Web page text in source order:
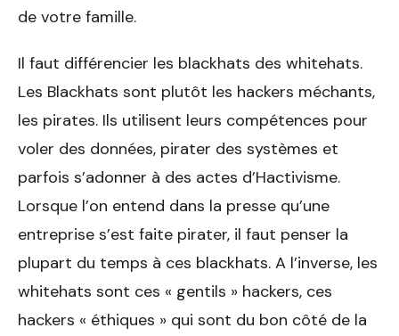
de votre famille.
Il faut différencier les blackhats des whitehats.
Les Blackhats sont plutôt les hackers méchants,
les pirates. Ils utilisent leurs compétences pour
voler des données, pirater des systèmes et
parfois s’adonner à des actes d’Hactivisme.
Lorsque l’on entend dans la presse qu’une
entreprise s’est faite pirater, il faut penser la
plupart du temps à ces blackhats. A l’inverse, les
whitehats sont ces « gentils » hackers, ces
hackers « éthiques » qui sont du bon côté de la